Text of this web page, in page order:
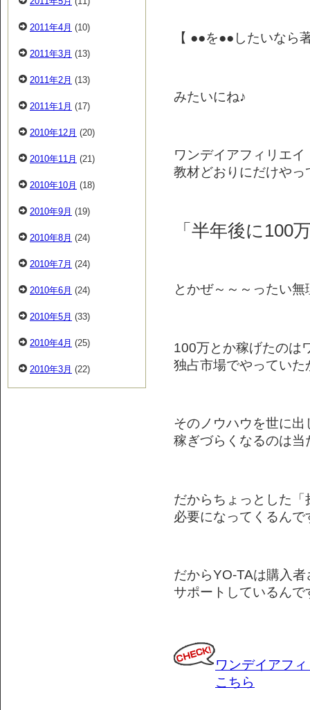
【 ●●を●●したいなら
みたいにね♪
ワンデイアフィリエ
教材どおりにだけやっ
「半年後に100
とかぜ～～～ったい
100万とか稼げたのは
独占市場でやっていた
そのノウハウを世に出
稼ぎづらくなるのは当
だからちょっとした「
必要になってくるんで
だからYO-TAは購入者
サポートしているんで
ワンデイアフ
こちら
2011年4月 (10)
2011年3月 (13)
2011年2月 (13)
2011年1月 (17)
2010年12月 (20)
2010年11月 (21)
2010年10月 (18)
2010年9月 (19)
2010年8月 (24)
2010年7月 (24)
2010年6月 (24)
2010年5月 (33)
2010年4月 (25)
2010年3月 (22)